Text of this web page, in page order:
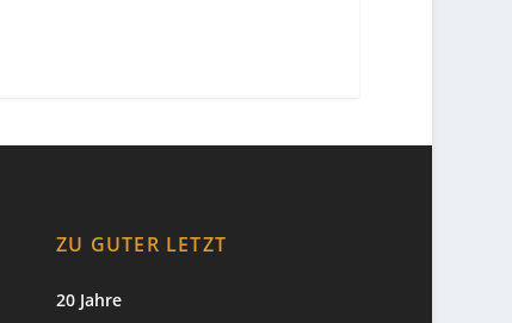
ZU GUTER LETZT
20 Jahre